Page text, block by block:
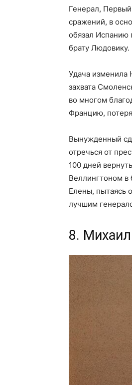
Генерал,
сражений, в
обязал Испанию
брату
Удача изменила
захвата
во многом
Францию,
Вынужденный
отречься от
100 дней
Веллингтоном в
Елены, пытаясь
лучшим
8.